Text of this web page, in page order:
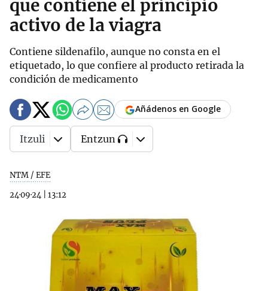
que contiene el principio
activo de la viagra
Contiene sildenafilo, aunque no consta en el
etiquetado, lo que confiere al producto retirada la
condición de medicamento
NTM / EFE
24·09·24
13:12
Añádenos en Google
Itzuli Entzun